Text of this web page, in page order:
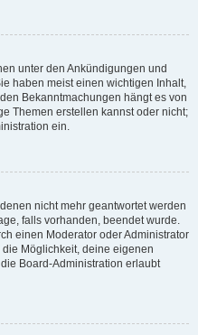
unter den Ankündigungen und
haben meist einen wichtigen Inhalt,
Bekanntmachungen hängt es von
Themen erstellen kannst oder nicht;
ein.
nicht mehr geantwortet werden
falls vorhanden, beendet wurde.
einen Moderator oder Administrator
Möglichkeit, deine eigenen
Board-Administration erlaubt